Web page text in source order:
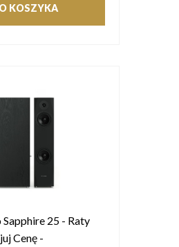
KOSZYKA
25 - Raty
Cenę -